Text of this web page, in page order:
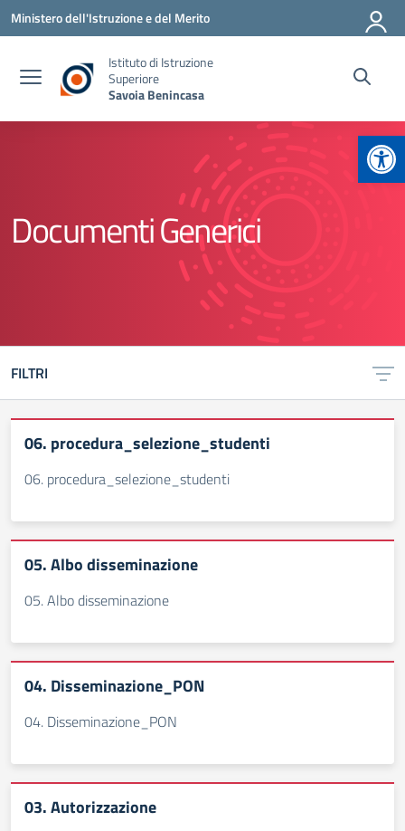
Vai ai contenuti
Vai al menu di navigazione
Vai al footer
Ministero dell'Istruzione e del Merito
Istituto di Istruzione
Superiore
Savoia Benincasa
Documenti Generici
FILTRI
06. procedura_selezione_studenti
06. procedura_selezione_studenti
05. Albo disseminazione
05. Albo disseminazione
04. Disseminazione_PON
04. Disseminazione_PON
03. Autorizzazione